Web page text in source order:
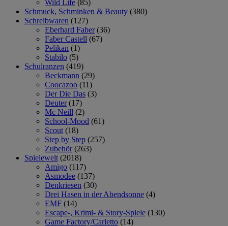
Wild Life (85)
Schmuck, Schminken & Beauty (380)
Schreibwaren (127)
Eberhard Faber (36)
Faber Castell (67)
Pelikan (1)
Stabilo (5)
Schulranzen (419)
Beckmann (29)
Coocazoo (11)
Der Die Das (3)
Deuter (17)
Mc Neill (2)
School-Mood (61)
Scout (18)
Step by Step (257)
Zubehör (263)
Spielewelt (2018)
Amigo (117)
Asmodee (137)
Denkriesen (30)
Drei Hasen in der Abendsonne (4)
EMF (14)
Escape-, Krimi- & Story-Spiele (130)
Game Factory/Carletto (14)